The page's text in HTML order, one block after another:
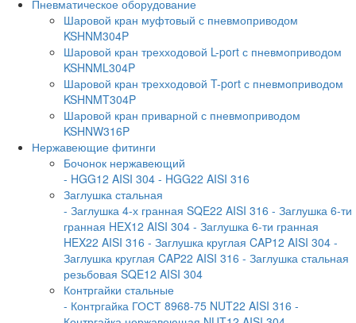
Пневматическое оборудование
Шаровой кран муфтовый с пневмоприводом
KSHNM304P
Шаровой кран трехходовой L-port с пневмоприводом
KSHNML304P
Шаровой кран трехходовой T-port с пневмоприводом
KSHNMT304P
Шаровой кран приварной с пневмоприводом
KSHNW316P
Нержавеющие фитинги
Бочонок нержавеющий
- HGG12 AISI 304 - HGG22 AISI 316
Заглушка стальная
- Заглушка 4-х гранная SQE22 AISI 316 - Заглушка 6-ти
гранная HEX12 AISI 304 - Заглушка 6-ти гранная
HEX22 AISI 316 - Заглушка круглая CAP12 AISI 304 -
Заглушка круглая CAP22 AISI 316 - Заглушка стальная
резьбовая SQE12 AISI 304
Контргайки стальные
- Контргайка ГОСТ 8968-75 NUT22 AISI 316 -